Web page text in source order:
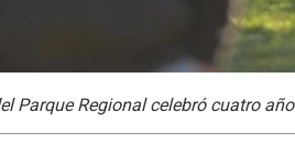
Parque Regional celebró cuatro